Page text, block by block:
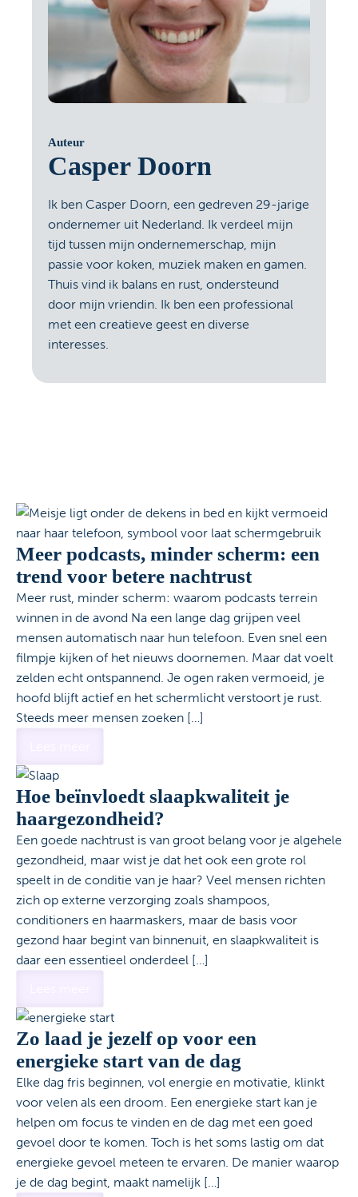
Auteur
Casper Doorn
Ik ben Casper Doorn, een gedreven 29-jarige
ondernemer uit Nederland. Ik verdeel mijn
tijd tussen mijn ondernemerschap, mijn
passie voor koken, muziek maken en gamen.
Thuis vind ik balans en rust, ondersteund
door mijn vriendin. Ik ben een professional
met een creatieve geest en diverse
interesses.
Meer podcasts, minder scherm: een
trend voor betere nachtrust
Meer rust, minder scherm: waarom podcasts terrein
winnen in de avond Na een lange dag grijpen veel
mensen automatisch naar hun telefoon. Even snel een
filmpje kijken of het nieuws doornemen. Maar dat voelt
zelden echt ontspannend. Je ogen raken vermoeid, je
hoofd blijft actief en het schermlicht verstoort je rust.
Steeds meer mensen zoeken […]
Hoe beïnvloedt slaapkwaliteit je
haargezondheid?
Een goede nachtrust is van groot belang voor je algehele
gezondheid, maar wist je dat het ook een grote rol
speelt in de conditie van je haar? Veel mensen richten
zich op externe verzorging zoals shampoos,
conditioners en haarmaskers, maar de basis voor
gezond haar begint van binnenuit, en slaapkwaliteit is
daar een essentieel onderdeel […]
Zo laad je jezelf op voor een
energieke start van de dag
Elke dag fris beginnen, vol energie en motivatie, klinkt
voor velen als een droom. Een energieke start kan je
helpen om focus te vinden en de dag met een goed
gevoel door te komen. Toch is het soms lastig om dat
energieke gevoel meteen te ervaren. De manier waarop
je de dag begint, maakt namelijk […]